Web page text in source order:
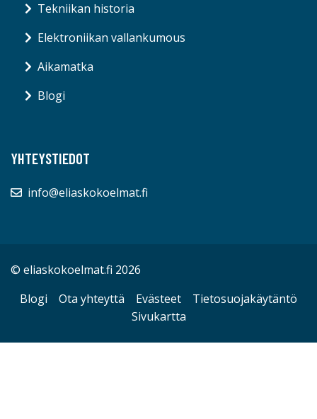
Tekniikan historia
Elektroniikan vallankumous
Aikamatka
Blogi
YHTEYSTIEDOT
info@eliaskokoelmat.fi
© eliaskokoelmat.fi 2026
Blogi
Ota yhteyttä Evästeet
Tietosuojakäytäntö
Sivukartta